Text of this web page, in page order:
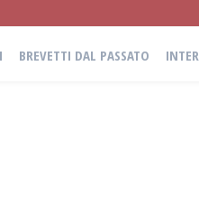
BREVETTI DAL PASSATO